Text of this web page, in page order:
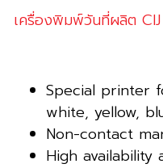
เครื่องพิมพ์วันที่ผลิต CIJ
Special printer
white, yellow,
Non-contact
High availability